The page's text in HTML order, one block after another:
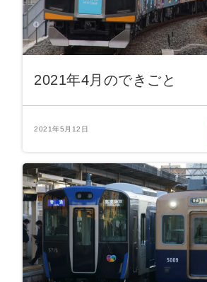
2021年4月のできごと
2021年5月12日